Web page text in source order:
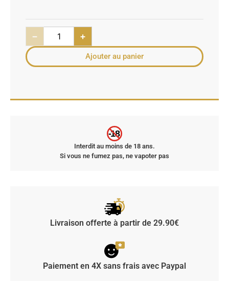
− +
Ajouter au panier
-18
Interdit au moins de 18 ans.
Si vous ne fumez pas, ne vapoter pas
Livraison offerte à partir de 29.90€
Paiement en 4X sans frais avec Paypal